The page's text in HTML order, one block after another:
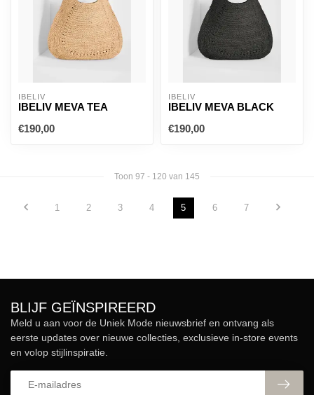
IBELIV
IBELIV MEVA TEA
€190,00
IBELIV
IBELIV MEVA BLACK
€190,00
Toon 97 - 120 van 145
1 2 3 4 5 6 7
BLIJF GEÏNSPIREERD
Meld u aan voor de Uniek Mode nieuwsbrief en ontvang als
eerste updates over nieuwe collecties, exclusieve in-store events
en volop stijlinspiratie.